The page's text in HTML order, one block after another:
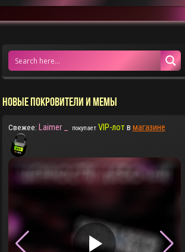
НОВЫЕ ПОКРОВИТЕЛИ И МЕМЫ
Свежее: Laimer _ покупает VIP-лотв магазине
▶